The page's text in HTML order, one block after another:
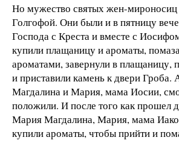
Но мужество святых жен-мироносиц
Голгофой. Они были и в пятницу
Господа с Креста и вместе с
купили плащаницу и ароматы,
ароматами, завернули в плащаницу,
и приставили камень к двери
Магдалина и Мария, мама Иосии,
положили. И после того как прошел
Мария Магдалина, Мария, мама
купили ароматы, чтобы прийти и